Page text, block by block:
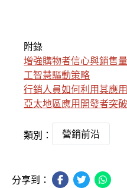
附錄
增強購物者信心與銷售
工智慧驅動策略
行銷人員如何利用其應
亞太地區應用開發者突
類別： 營銷前沿
分享到：